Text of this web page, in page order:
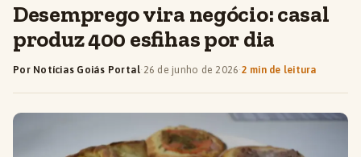
Desemprego vira negócio: casal
produz 400 esfihas por dia
Por Notícias Goiás Portal·26 de junho de 2026·2 min de leitura